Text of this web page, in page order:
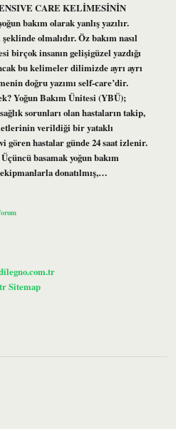
CARE KELİMESİNİN
bakım olarak yanlış yazılır.
olmalıdır. Öz bakım nasıl
birçok insanın gelişigüzel yazdığı
bu kelimeler dilimizde ayrı ayrı
doğru yazımı self-care’dir.
Yoğun Bakım Ünitesi (YBÜ);
sorunları olan hastaların takip,
verildiği bir yataklı
gören hastalar günde 24 saat izlenir.
basamak yoğun bakım
donatılmış,…
Sitemap